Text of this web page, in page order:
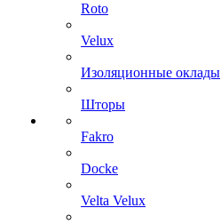
Roto
Velux
Изоляционные оклады
Шторы
Fakro
Docke
Velta Velux